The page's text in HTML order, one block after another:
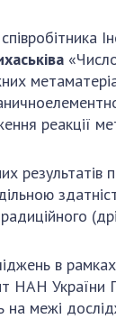
реакції
результатів
в
НАН України
межі